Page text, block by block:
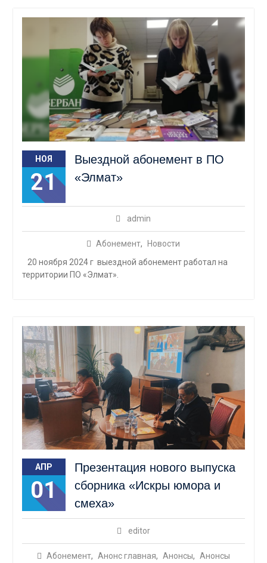
НОЯ
21
Выездной абонемент в ПО
«Элмат»
admin
Абонемент,
Новости
20 ноября 2024 г выездной абонемент работал на
территории ПО «Элмат».
АПР
01
Презентация нового выпуска
сборника «Искры юмора и
смеха»
editor
Абонемент, Анонс главная, Анонсы, Анонсы